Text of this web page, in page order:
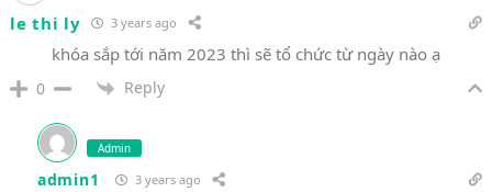
le thi ly 3 years ago
khóa sắp tới năm 2023 thì sẽ tổ chức từ ngày nào ạ
0 Reply
Admin
admin1 3 years ago